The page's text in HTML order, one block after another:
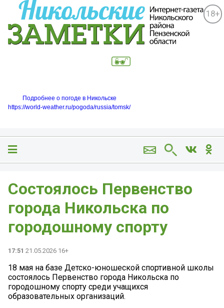
18+
Подробнее о погоде в Никольске
https://world-weather.ru/pogoda/russia/tomsk/
Состоялось Первенство
города Никольска по
городошному спорту
17:51 21.05.2026 16+
18 мая на базе Детско-юношеской спортивной школы
состоялось Первенство города Никольска по
городошному спорту среди учащихся
образовательных организаций.